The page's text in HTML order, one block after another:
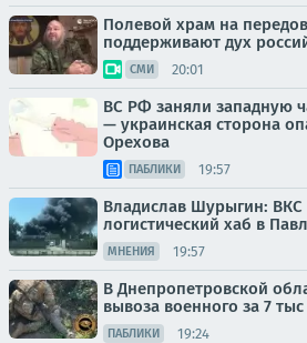
Полевой храм на
поддерживают дух
СМИ 20:01
ВС РФ заняли западную
— украинская сторона
Орехова
ПАБЛИКИ 19:57
Владислав Шурыгин:
логистический хаб в
МНЕНИЯ 19:57
В Днепропетровской
вывоза военного за 7 тыс
ПАБЛИКИ 19:24